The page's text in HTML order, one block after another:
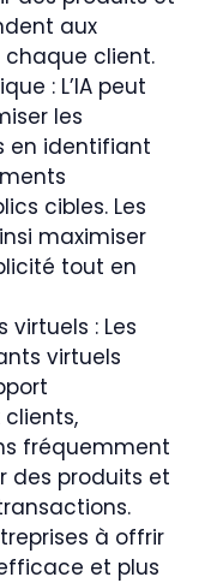
aux
chaque client.
: L’IA peut
les
en identifiant
cibles. Les
maximiser
tout en
: Les
virtuels
fréquemment
des produits et
à offrir
et plus